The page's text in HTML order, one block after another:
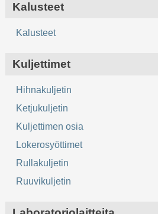
Kalusteet
Kalusteet
Kuljettimet
Hihnakuljetin
Ketjukuljetin
Kuljettimen osia
Lokerosyöttimet
Rullakuljetin
Ruuvikuljetin